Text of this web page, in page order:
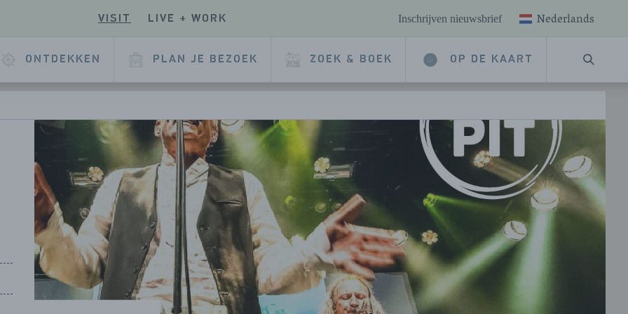
VISIT LIVE + WORK Inschrijven nieuwsbrief Nederlands
ONTDEKKEN PLAN JE BEZOEK ZOEK & BOEK OP DE KAART